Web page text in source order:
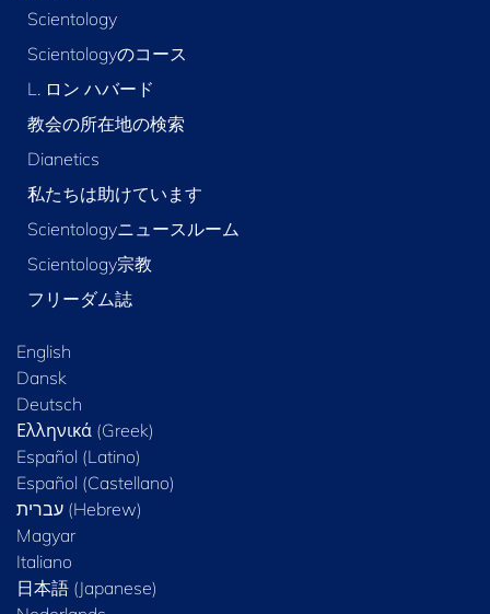
Scientology
Scientologyのコース
L. ロン ハバード
教会の所在地の検索
Dianetics
私たちは助けています
Scientologyニュースルーム
Scientology宗教
フリーダム誌
English
Dansk
Deutsch
Ελληνικά (Greek)
Español (Latino)
Español (Castellano)
Magyar
Italiano
日本語 (Japanese)